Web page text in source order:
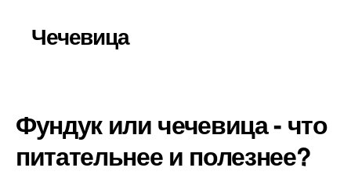
Чечевица
Фундук или чечевица - что
питательнее и полезнее?